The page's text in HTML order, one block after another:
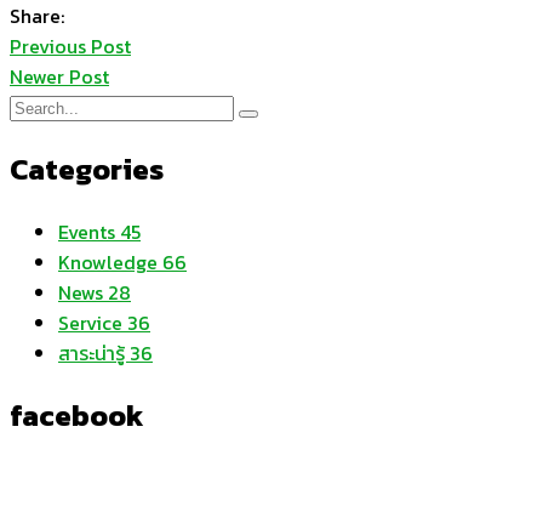
Share:
Previous Post
Newer Post
Categories
Events 45
Knowledge 66
News 28
Service 36
สาระน่ารู้ 36
facebook